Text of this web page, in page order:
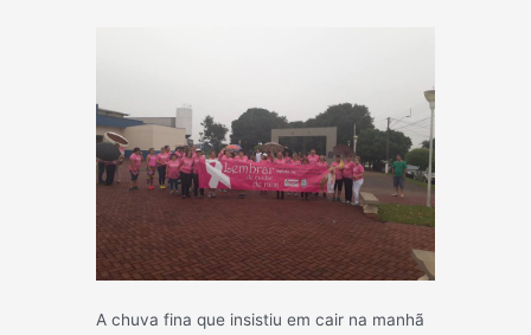
A chuva fina que insistiu em cair na manhã